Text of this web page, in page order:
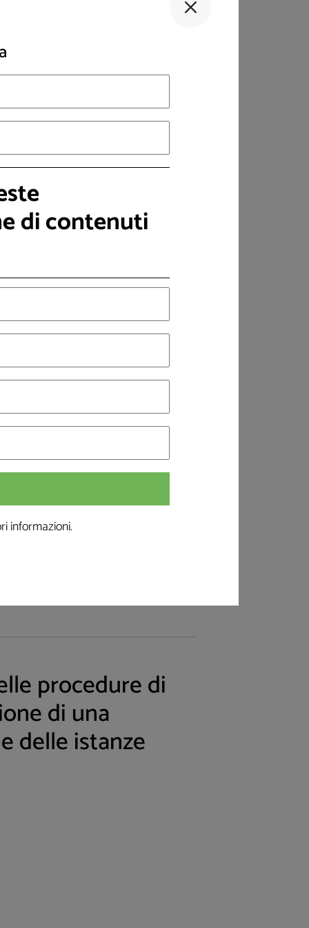
dovranno disciplinare con legge
procedure di
di una
delle istanze
di contenuti
informazioni.